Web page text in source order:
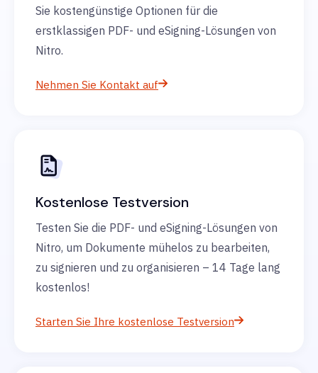
Sie kostengünstige Optionen für die
erstklassigen PDF- und eSigning-Lösungen von
Nitro.
Nehmen Sie Kontakt auf
Kostenlose Testversion
Testen Sie die PDF- und eSigning-Lösungen von
Nitro, um Dokumente mühelos zu bearbeiten,
zu signieren und zu organisieren – 14 Tage lang
kostenlos!
Starten Sie Ihre kostenlose Testversion